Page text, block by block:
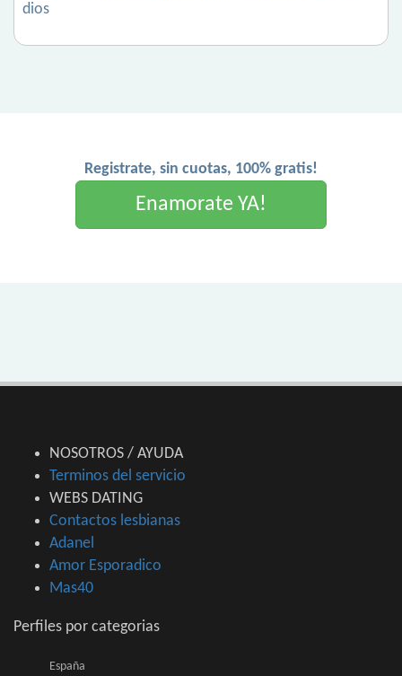
dios
Registrate, sin cuotas, 100% gratis!
Enamorate YA!
NOSOTROS / AYUDA
Terminos del servicio
WEBS DATING
Contactos lesbianas
Adanel
Amor Esporadico
Mas40
Perfiles por categorias
España